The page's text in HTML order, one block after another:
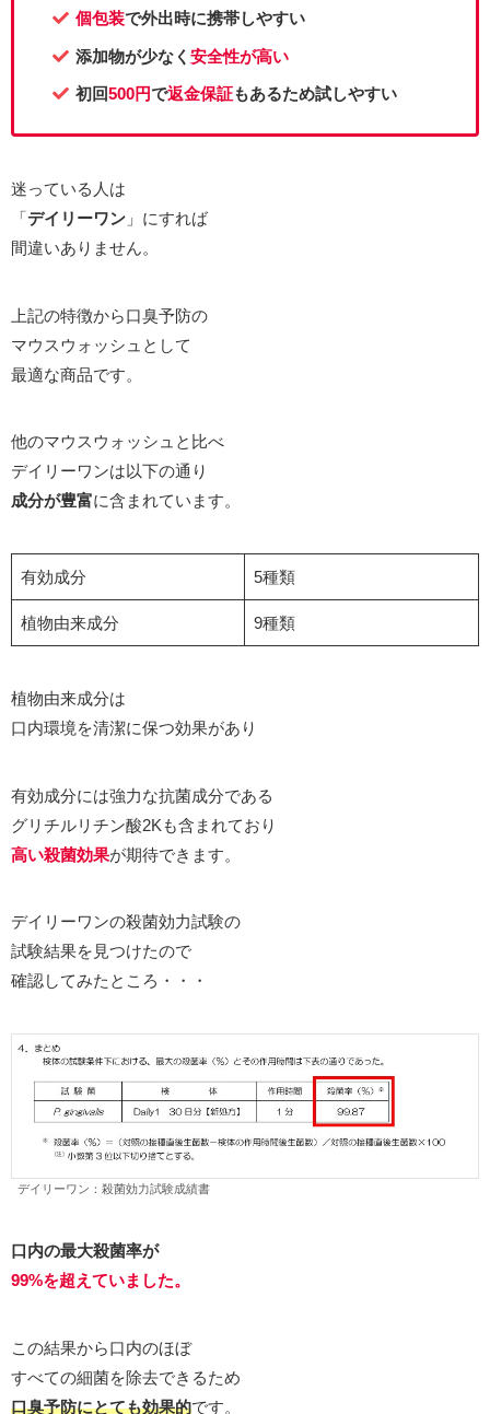
個包装で外出時に携帯しやすい
添加物が少なく 安全性が高い
初回500円で返金保証もあるため試しやすい
迷っている人は
「 デイリーワン 」にすれば
間違いありません。
上記の特徴から口臭予防の
マウスウォッシュとして
最適な商品です。
他のマウスウォッシュと比べ
デイリーワンは以下の通り
成分が豊富に含まれています。
有効成分 5種類
植物由来成分 9種類
植物由来成分は
口内環境を清潔に保つ効果があり
有効成分には強力な抗菌成分である
グリチルリチン酸2Kも含まれており
高い殺菌効果が期待できます。
デイリーワンの殺菌効力試験の
試験結果を見つけたので
確認してみたところ・・・
デイリーワン：殺菌効力試験成績書
口内の最大殺菌率が
99%を超えていました。
この結果から口内のほぼ
すべての細菌を除去できるため
口臭予防にとても効果的です。